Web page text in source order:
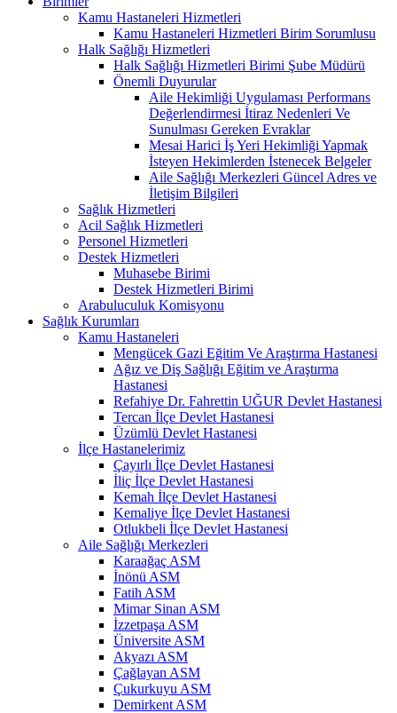
Kamu Hastaneleri Hizmetleri
Kamu Hastaneleri Hizmetleri Birim Sorumlusu
Halk Sağlığı Hizmetleri
Halk Sağlığı Hizmetleri Birimi Şube Müdürü
Önemli Duyurular
Aile Hekimliği Uygulaması Performans
Değerlendirmesi İtiraz Nedenleri Ve
Sunulması Gereken Evraklar
Mesai Harici İş Yeri Hekimliği Yapmak
İsteyen Hekimlerden İstenecek Belgeler
Aile Sağlığı Merkezleri Güncel Adres ve
İletişim Bilgileri
Sağlık Hizmetleri
Acil Sağlık Hizmetleri
Personel Hizmetleri
Destek Hizmetleri
Muhasebe Birimi
Destek Hizmetleri Birimi
Arabuluculuk Komisyonu
Sağlık Kurumları
Kamu Hastaneleri
Mengücek Gazi Eğitim Ve Araştırma Hastanesi
Ağız ve Diş Sağlığı Eğitim ve Araştırma
Hastanesi
Refahiye Dr. Fahrettin UĞUR Devlet Hastanesi
Tercan İlçe Devlet Hastanesi
Üzümlü Devlet Hastanesi
İlçe Hastanelerimiz
Çayırlı İlçe Devlet Hastanesi
İliç İlçe Devlet Hastanesi
Kemah İlçe Devlet Hastanesi
Kemaliye İlçe Devlet Hastanesi
Otlukbeli İlçe Devlet Hastanesi
Aile Sağlığı Merkezleri
Karaağaç ASM
İnönü ASM
Fatih ASM
Mimar Sinan ASM
İzzetpaşa ASM
Üniversite ASM
Akyazı ASM
Çağlayan ASM
Çukurkuyu ASM
Demirkent ASM